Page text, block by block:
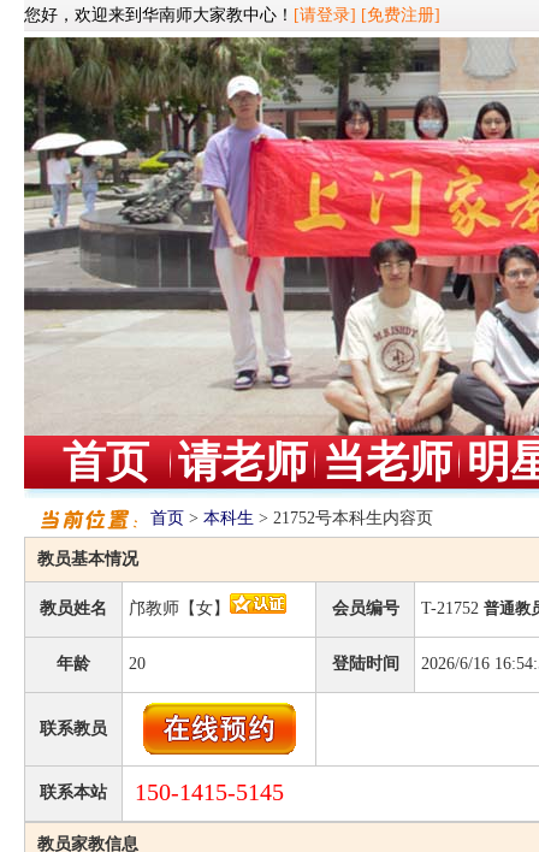
您好，欢迎来到华南师大家教中心！ [请登录] [免费注册]
首页 请老师 当老师 明
首页 > 本科生 > 21752号本科生内容页
教员基本情况
教员姓名 邝教师【女】 会员编号 T-21752 普通教
年龄 20 登陆时间 2026/6/16
联系教员
联系本站 150-1415-5145
教员家教信息